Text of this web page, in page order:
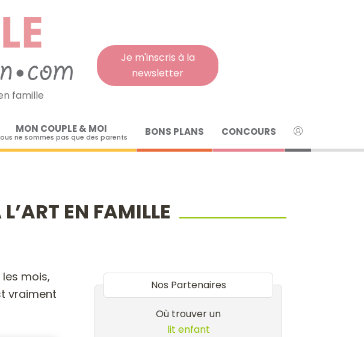
Je m'inscris à la
newsletter
famille
MON COUPLE & MOI
ne sommes pas que des parents BONS PLANS CONCOURS
EN FAMILLE
mois,
vraiment
Nos Partenaires
Où trouver un
lit enfant